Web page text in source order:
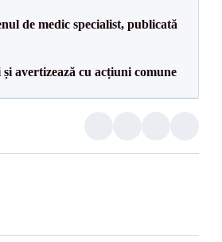
de medic specialist, publicată
avertizează cu acțiuni comune